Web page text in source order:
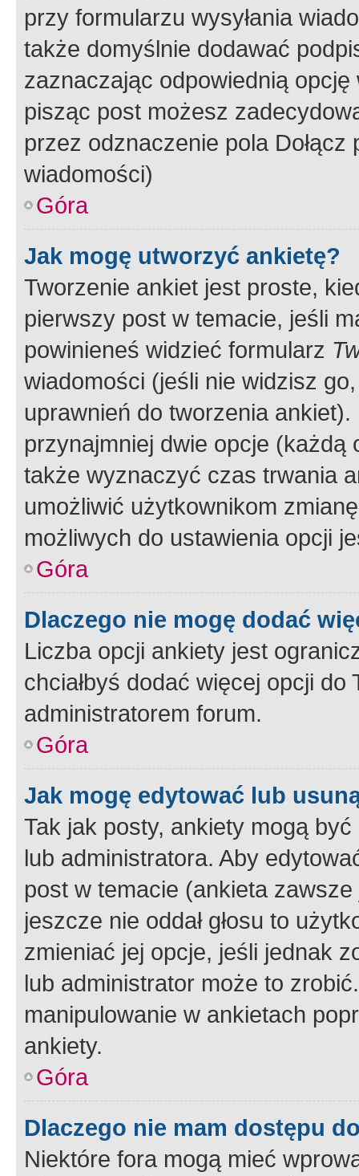
przy formularzu wysyłania
także domyślnie dodawać
zaznaczając odpowiednią
pisząc post możesz
przez odznaczenie pola
wiadomości)
Góra
Jak mogę utworzyć ankietę?
Tworzenie ankiet jest proste,
pierwszy post w temacie, jeśli
powinieneś widzieć formularz
wiadomości (jeśli nie widzisz
uprawnień do tworzenia
przynajmniej dwie opcje
także wyznaczyć czas trwania
umożliwić użytkownikom
możliwych do ustawienia opcji
Góra
Dlaczego nie mogę dodać
Liczba opcji ankiety jest
chciałbyś dodać więcej opcji
administratorem forum.
Góra
Jak mogę edytować lub
Tak jak posty, ankiety mogą
lub administratora. Aby
post w temacie (ankieta
jeszcze nie oddał głosu to
zmieniać jej opcje, jeśli jednak
lub administrator może to
manipulowanie w ankietach
ankiety.
Góra
Dlaczego nie mam dostępu
Niektóre fora mogą mieć